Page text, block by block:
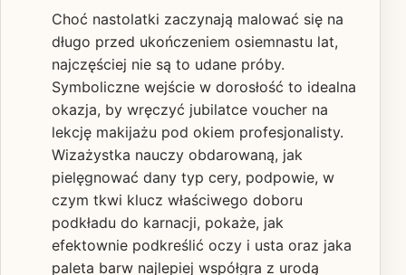
Choć nastolatki zaczynają malować się na
długo przed ukończeniem osiemnastu lat,
najczęściej nie są to udane próby.
Symboliczne wejście w dorosłość to idealna
okazja, by wręczyć jubilatce voucher na
lekcję makijażu pod okiem profesjonalisty.
Wizażystka nauczy obdarowaną, jak
pielęgnować dany typ cery, podpowie, w
czym tkwi klucz właściwego doboru
podkładu do karnacji, pokaże, jak
efektownie podkreślić oczy i usta oraz jaka
paleta barw najlepiej współgra z urodą